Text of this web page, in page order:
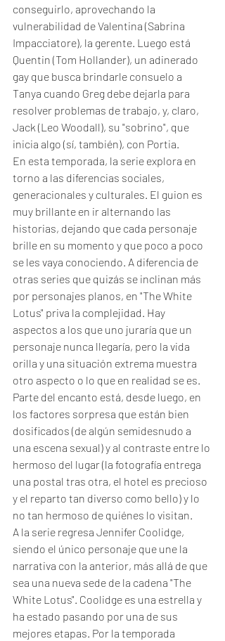
conseguirlo, aprovechando la
vulnerabilidad de Valentina (Sabrina
Impacciatore), la gerente. Luego está
Quentin (Tom Hollander), un adinerado
gay que busca brindarle consuelo a
Tanya cuando Greg debe dejarla para
resolver problemas de trabajo, y, claro,
Jack (Leo Woodall), su "sobrino", que
inicia algo (sí, también), con Portia.
En esta temporada, la serie explora en
torno a las diferencias sociales,
generacionales y culturales. El guion es
muy brillante en ir alternando las
historias, dejando que cada personaje
brille en su momento y que poco a poco
se les vaya conociendo. A diferencia de
otras series que quizás se inclinan más
por personajes planos, en "The White
Lotus" priva la complejidad. Hay
aspectos a los que uno juraría que un
personaje nunca llegaría, pero la vida
orilla y una situación extrema muestra
otro aspecto o lo que en realidad se es.
Parte del encanto está, desde luego, en
los factores sorpresa que están bien
dosificados (de algún semidesnudo a
una escena sexual) y al contraste entre lo
hermoso del lugar (la fotografía entrega
una postal tras otra, el hotel es precioso
y el reparto tan diverso como bello) y lo
no tan hermoso de quiénes lo visitan.
A la serie regresa Jennifer Coolidge,
siendo el único personaje que une la
narrativa con la anterior, más allá de que
sea una nueva sede de la cadena "The
White Lotus". Coolidge es una estrella y
ha estado pasando por una de sus
mejores etapas. Por la temporada